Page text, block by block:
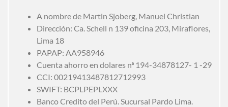
A nombre de Martin Sjoberg, Manuel Christian
Dirección: Ca. Schell n 139 oficina 203, Miraflores,
Lima 18
PAPAP: AA958946
Cuenta ahorro en dolares nª 194-34878127- 1 -29
CCI: 00219413487812712993
SWIFT: BCPLPEPLXXX
Banco Credito del Perú. Sucursal Pardo Lima.